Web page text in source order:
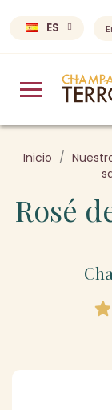
ES
Inicio
Rosé